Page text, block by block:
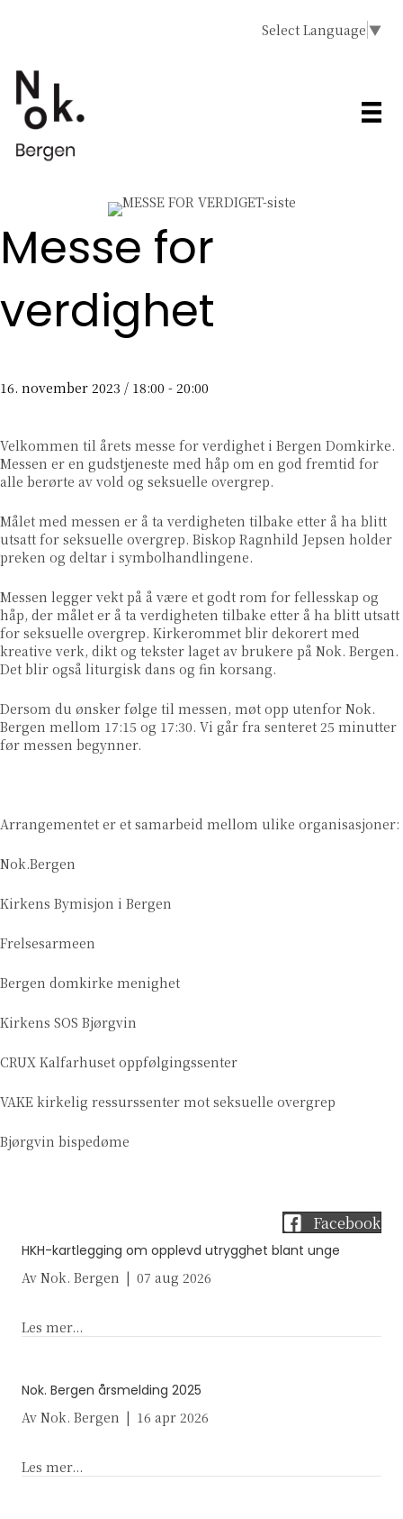
Select Language ▼
Messe for
verdighet
16. november 2023 / 18:00 - 20:00
Velkommen til årets messe for verdighet i Bergen Domkirke.
Messen er en gudstjeneste med håp om en god fremtid for
alle berørte av vold og seksuelle overgrep.
Målet med messen er å ta verdigheten tilbake etter å ha blitt
utsatt for seksuelle overgrep. Biskop Ragnhild Jepsen holder
preken og deltar i symbolhandlingene.
Messen legger vekt på å være et godt rom for fellesskap og
håp, der målet er å ta verdigheten tilbake etter å ha blitt utsatt
for seksuelle overgrep. Kirkerommet blir dekorert med
kreative verk, dikt og tekster laget av brukere på Nok. Bergen.
Det blir også liturgisk dans og fin korsang.
Dersom du ønsker følge til messen, møt opp utenfor Nok.
Bergen mellom 17:15 og 17:30. Vi går fra senteret 25 minutter
før messen begynner.
Arrangementet er et samarbeid mellom ulike organisasjoner:
Nok.Bergen
Kirkens Bymisjon i Bergen
Frelsesarmeen
Bergen domkirke menighet
Kirkens SOS Bjørgvin
CRUX Kalfarhuset oppfølgingssenter
VAKE kirkelig ressurssenter mot seksuelle overgrep
Bjørgvin bispedøme
Facebook
HKH-kartlegging om opplevd utrygghet blant unge
Av Nok. Bergen | 07 aug 2026
Les mer...
Nok. Bergen årsmelding 2025
Av Nok. Bergen | 16 apr 2026
Les mer...